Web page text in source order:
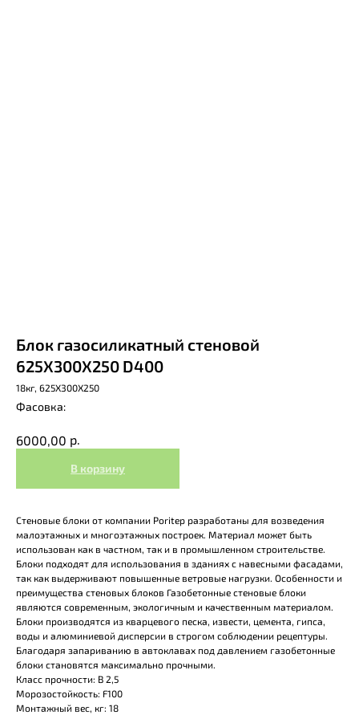
Блок газосиликатный стеновой
625X300Х250 D400
18кг, 625X300Х250
6000,00 р.
В корзину
Стеновые блоки от компании Poritep разработаны для возведения
малоэтажных и многоэтажных построек. Материал может быть
использован как в частном, так и в промышленном строительстве.
Блоки подходят для использования в зданиях с навесными фасадами,
так как выдерживают повышенные ветровые нагрузки. Особенности и
преимущества стеновых блоков Газобетонные стеновые блоки
являются современным, экологичным и качественным материалом.
Блоки производятся из кварцевого песка, извести, цемента, гипса,
воды и алюминиевой дисперсии в строгом соблюдении рецептуры.
Благодаря запариванию в автоклавах под давлением газобетонные
блоки становятся максимально прочными.
Класс прочности: B 2,5
Морозостойкость: F100
Монтажный вес, кг: 18